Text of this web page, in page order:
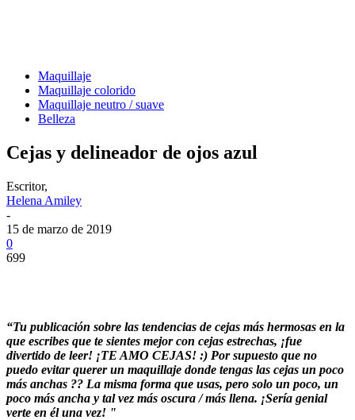
Maquillaje
Maquillaje colorido
Maquillaje neutro / suave
Belleza
Cejas y delineador de ojos azul
Escritor,
Helena Amiley
-
15 de marzo de 2019
0
699
“Tu publicación sobre las tendencias de cejas más hermosas en la
que escribes que te sientes mejor con cejas estrechas, ¡fue
divertido de leer! ¡TE AMO CEJAS! :) Por supuesto que no
puedo evitar querer un maquillaje donde tengas las cejas un poco
más anchas ?? La misma forma que usas, pero solo un poco, un
poco más ancha y tal vez más oscura / más llena. ¡Sería genial
verte en él una vez! "